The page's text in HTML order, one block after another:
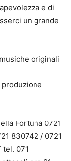
e di
un grande
originali
produzione
Fortuna 0721
830742 / 0721
tel. 071